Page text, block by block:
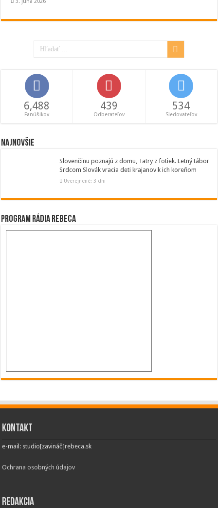
6,488
Fanúšikov
439
Odberateľov
534
Sledovateľov
Najnovšie
Slovenčinu poznajú z domu, Tatry z fotiek. Letný tábor
Srdcom Slovák vracia deti krajanov k ich koreňom
Uverejnené: 3 dni
Program Rádia Rebeca
Kontakt
e-mail: studio[zavináč]rebeca.sk
Ochrana osobných údajov
Redakcia